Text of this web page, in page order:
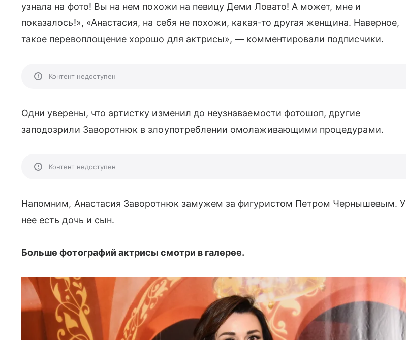
узнала на фото! Вы на нем похожи на певицу Деми Ловато! А может, мне и
показалось!», «Анастасия, на себя не похожи, какая-то другая женщина. Наверное,
такое перевоплощение хорошо для актрисы», — комментировали подписчики.
Контент недоступен
Одни уверены, что артистку изменил до неузнаваемости фотошоп, другие
заподозрили Заворотнюк в злоупотреблении омолаживающими процедурами.
Контент недоступен
Напомним, Анастасия Заворотнюк замужем за фигуристом Петром Чернышевым. У
нее есть дочь и сын.
Больше фотографий актрисы смотри в галерее.